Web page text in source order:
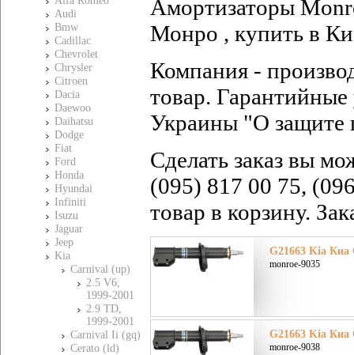
Audi
Bmw
Cadillac
Chevrolet
Chrysler
Citroen
Dacia
Daewoo
Daihatsu
Dodge
Fiat
Ford
Honda
Hyundai
Infiniti
Isuzu
Jaguar
Jeep
Kia
Carnival (up)
2.5 V6,
1999-2001
2.9 TD,
1999-2001
Carnival Ii (gq)
Cerato (ld)
Амортизаторы
Монро , купить в
Компания -
товар. Гарантийные
Украины "О защите
Сделать заказ вы
(095) 817 00 75,
товар в корзину.
G21663 Kia Киа
monroe-9035
G21663 Kia Киа
monroe-9038